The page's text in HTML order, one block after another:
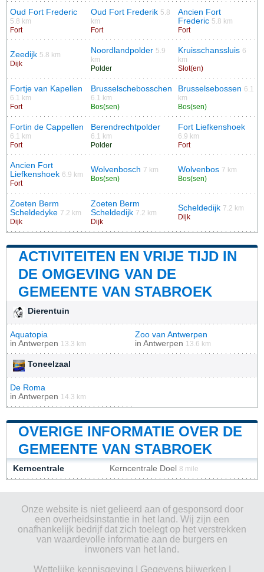
Oud Fort Frederic
5.8 km
Fort
Oud Fort Frederik 5.8
km
Fort
Ancien Fort
Frederic 5.8 km
Fort
Zeedijk 5.8 km
Dijk
Noordlandpolder 5.9
km
Polder
Kruisschanssluis 6
km
Slot(en)
Fortje van Kapellen
6.1 km
Fort
Brusselschebosschen
6.1 km
Bos(sen)
Brusselsebossen 6.1
km
Bos(sen)
Fortin de Cappellen
6.1 km
Fort
Berendrechtpolder
6.1 km
Polder
Fort Liefkenshoek
6.9 km
Fort
Ancien Fort
Liefkenshoek 6.9 km
Fort
Wolvenbosch 7 km
Bos(sen)
Wolvenbos 7 km
Bos(sen)
Zoeten Berm
Scheldedyke 7.2 km
Dijk
Zoeten Berm
Scheldedijk 7.2 km
Dijk
Scheldedijk 7.2 km
Dijk
ACTIVITEITEN EN VRIJE TIJD IN
DE OMGEVING VAN DE
GEMEENTE VAN STABROEK
Dierentuin
Aquatopia
in Antwerpen 13.3 km
Zoo van Antwerpen
in Antwerpen 13.6 km
Toneelzaal
De Roma
in Antwerpen 14.3 km
OVERIGE INFORMATIE OVER DE
GEMEENTE VAN STABROEK
Kerncentrale Kerncentrale Doel 8 mile
Onze website is niet gelieerd aan of gesponsord door
een overheidsinstantie in het land. Wij zijn een
onafhankelijk bedrijf dat zich toelegt op het verstrekken
van waardevolle informatie aan de burgers en
inwoners van het land.
Wettelijke kennisgeving
Gegevens bijwerken